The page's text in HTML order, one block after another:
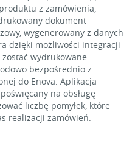
z zamówienia,
dokument
wygenerowany z danych
dzięki możliwości integracji
wydrukowane
bezpośrednio z
do Enova. Aplikacja
na obsługę
liczbę pomyłek, które
realizacji zamówień.